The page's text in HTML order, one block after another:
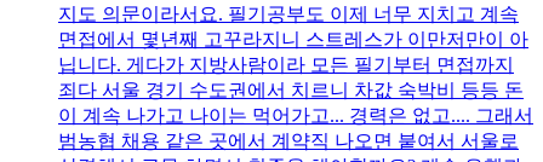
지도 의문이라서요. 필기공부도 이제 너무 지치고 계속
면접에서 몇년째 고꾸라지니 스트레스가 이만저만이 아
닙니다. 게다가 지방사람이라 모든 필기부터 면접까지
죄다 서울 경기 수도권에서 치르니 차값 숙박비 등등 돈
이 계속 나가고 나이는 먹어가고... 경력은 없고.... 그래서
범농협 채용 같은 곳에서 계약직 나오면 붙여서 서울로